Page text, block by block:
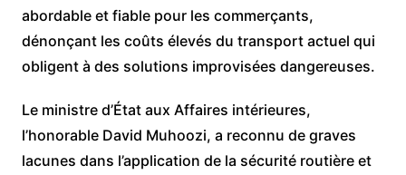
abordable et fiable pour les commerçants,
dénonçant les coûts élevés du transport actuel qui
obligent à des solutions improvisées dangereuses.
Le ministre d’État aux Affaires intérieures,
l’honorable David Muhoozi, a reconnu de graves
lacunes dans l’application de la sécurité routière et